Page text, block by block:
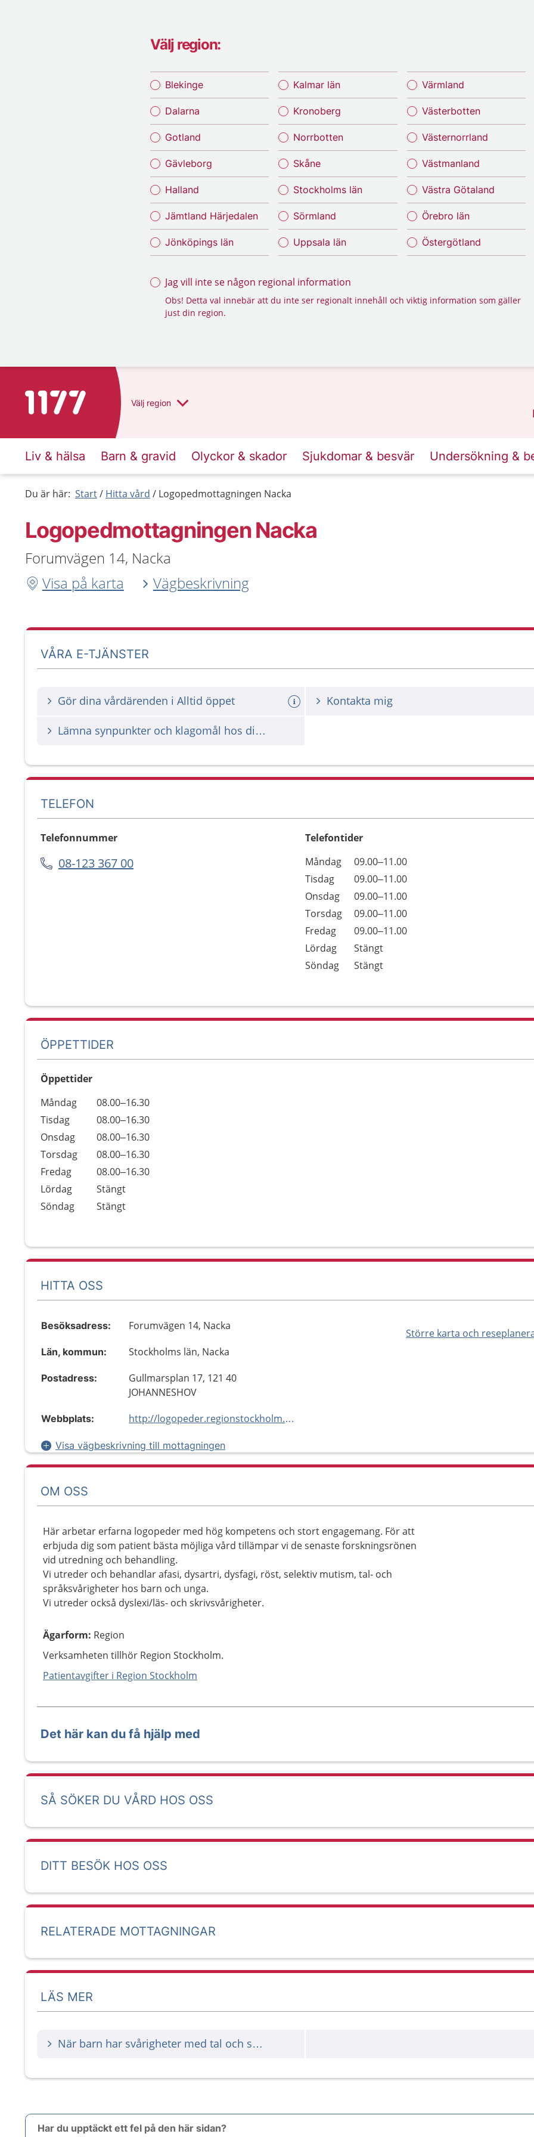
Välj region:
Blekinge
Dalarna
Gotland
Gävleborg
Halland
Jämtland Härjedalen
Jönköpings län
Kalmar län
Kronoberg
Norrbotten
Skåne
Stockholms län
Sörmland
Uppsala län
Värmland
Västerbotten
Västernorrland
Västmanland
Västra Götaland
Örebro län
Östergötland
Jag vill inte se någon regional information
Obs! Detta val innebär att du inte ser regionalt innehåll och viktig information som gäller
just din region.
Till startsidan för 1177 Välj region
Liv & hälsa Barn & gravid Olyckor & skador Sjukdomar & besvär Undersökning &
Du är här: Start Hitta vård Logopedmottagningen Nacka
Logopedmottagningen Nacka
Forumvägen 14, Nacka
Visa på karta
Vägbeskrivning
VÅRA E-TJÄNSTER
Gör dina vårdärenden i Alltid öppet Kontakta mig
Lämna synpunkter och klagomål hos din vårdgivare
TELEFON
Telefonnummer
08-123 367 00
Telefontider
Dag
Öppettider
Kommentarer
Måndag
09.00–11.00
Tisdag
09.00–11.00
Onsdag
09.00–11.00
Torsdag
09.00–11.00
Fredag
09.00–11.00
Lördag
Stängt
Söndag
Stängt
ÖPPETTIDER
Öppettider
Dag
Öppettider
Kommentarer
Måndag
08.00–16.30
Tisdag
08.00–16.30
Onsdag
08.00–16.30
Torsdag
08.00–16.30
Fredag
08.00–16.30
Lördag
Stängt
Söndag
Stängt
HITTA OSS
Större karta och
Besöksadress: Forumvägen 14, Nacka
Län, kommun: Stockholms län, Nacka
Postadress:
Gullmarsplan 17, 121 40
JOHANNESHOV
Webbplats: http://logopeder.regionstockholm.se/vara-mottagningar/nacka-forum/
Visa vägbeskrivning till mottagningen
OM OSS
Här arbetar erfarna logopeder med hög kompetens och stort engagemang. För att
erbjuda dig som patient bästa möjliga vård tillämpar vi de senaste forskningsrönen
vid utredning och behandling.
Vi utreder och behandlar afasi, dysartri, dysfagi, röst, selektiv mutism, tal- och
språksvårigheter hos barn och unga.
Vi utreder också dyslexi/läs- och skrivsvårigheter.
Ägarform: Region
Verksamheten tillhör Region Stockholm.
Patientavgifter i Region Stockholm
Det här kan du få hjälp med
SÅ SÖKER DU VÅRD HOS OSS
DITT BESÖK HOS OSS
RELATERADE MOTTAGNINGAR
LÄS MER
När barn har svårigheter med tal och språk
Har du upptäckt ett fel på den här sidan?